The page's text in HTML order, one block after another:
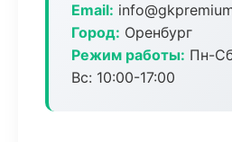
Email:
Город: Оренбург
Режим работы: Пн-
Вс: 10:00-17:00